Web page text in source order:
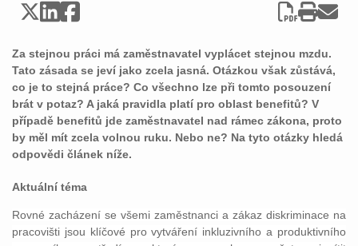
Za stejnou práci má zaměstnavatel vyplácet stejnou mzdu.
Tato zásada se jeví jako zcela jasná. Otázkou však zůstává,
co je to stejná práce? Co všechno lze při tomto posouzení
brát v potaz? A jaká pravidla platí pro oblast benefitů? V
případě benefitů jde zaměstnavatel nad rámec zákona, proto
by měl mít zcela volnou ruku. Nebo ne? Na tyto otázky hledá
odpovědi článek níže.
Aktuální téma
Rovné zacházení se všemi zaměstnanci a zákaz diskriminace na
pracovišti jsou klíčové pro vytváření inkluzivního a produktivního